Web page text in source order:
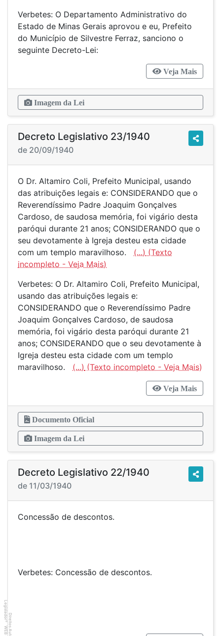
Verbetes: O Departamento Administrativo do
Estado de Minas Gerais aprovou e eu, Prefeito
do Município de Silvestre Ferraz, sanciono o
seguinte Decreto-Lei:
Veja Mais
Imagem da Lei
Decreto Legislativo 23/1940
de 20/09/1940
O Dr. Altamiro Coli, Prefeito Municipal, usando
das atribuições legais e: CONSIDERANDO que o
Reverendíssimo Padre Joaquim Gonçalves
Cardoso, de saudosa memória, foi vigário desta
paróqui durante 21 anos; CONSIDERANDO que o
seu devotamente à Igreja desteu esta cidade
com um templo maravilhoso. (...)
Verbetes: O Dr. Altamiro Coli, Prefeito Municipal,
usando das atribuições legais e:
CONSIDERANDO que o Reverendíssimo Padre
Joaquim Gonçalves Cardoso, de saudosa
memória, foi vigário desta paróqui durante 21
anos; CONSIDERANDO que o seu devotamente à
Igreja desteu esta cidade com um templo
maravilhoso. (...)
Veja Mais
Documento Oficial
Imagem da Lei
Decreto Legislativo 22/1940
de 11/03/1940
Concessão de descontos.
Verbetes: Concessão de descontos.
Direitos Autorais
Legislador
®